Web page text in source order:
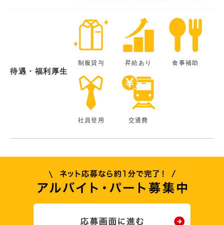
待遇・福利厚生
制服貸与 昇給あり 食事補助
社員登用 交通費